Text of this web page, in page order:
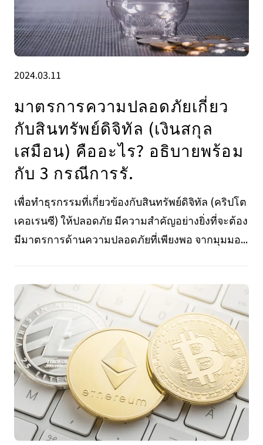
2024.03.11
มาตรการความปลอดภัยเกี่ยว
กับสินทรัพย์ดิจิทัล (เงินสกุล
เสมือน) คืออะไร? อธิบายพร้อม
กับ 3 กรณีการรั.
เพื่อทำธุรกรรมที่เกี่ยวข้องกับสินทรัพย์ดิจิทัล (คริปโต
เคอเรนซี) ให้ปลอดภัย มีความสำคัญอย่างยิ่งที่จะต้อง
มีมาตรการด้านความปลอดภัยที่เพียงพอ จากมุมมอ...